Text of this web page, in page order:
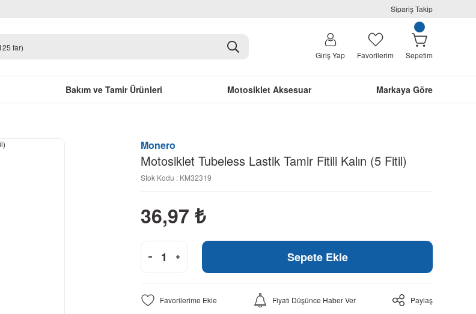
Sipariş Takip
Giriş Yap Favorilerim Sepetim
Bakım ve Tamir Ürünleri Motosiklet Aksesuar Markaya Göre
Monero
Motosiklet Tubeless Lastik Tamir Fitili Kalın (5 Fitil)
Stok Kodu : KM32319
36,97 ₺
Sepete Ekle
Fiyatı Düşünce Haber Ver Paylaş